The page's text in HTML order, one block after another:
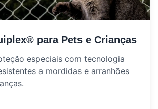
para Pets e Crianças
especiais com tecnologia
a mordidas e arranhões